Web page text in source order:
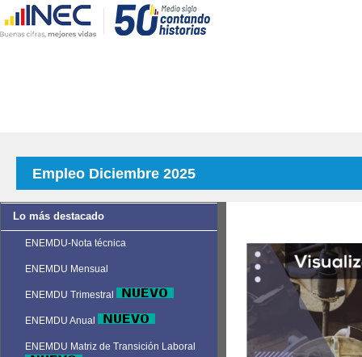
Empleo Diciembre 2025
Lo más destacado
ENEMDU-Nota técnica
ENEMDU Mensual
ENEMDU Trimestral
ENEMDU Anual
ENEMDU Matriz de Transición Laboral